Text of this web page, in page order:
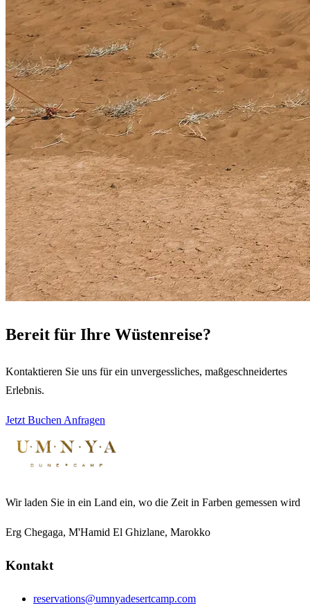
Bereit für Ihre Wüstenreise?
Kontaktieren Sie uns für ein unvergessliches, maßgeschneidertes
Erlebnis.
Jetzt Buchen Anfragen
Wir laden Sie in ein Land ein, wo die Zeit in Farben gemessen wird
Erg Chegaga, M'Hamid El Ghizlane, Marokko
Kontakt
reservations@umnyadesertcamp.com